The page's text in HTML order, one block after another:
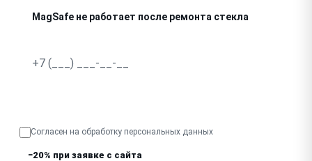
MagSafe не работает после ремонта стекла
Согласен на обработку персональных данных
−20% при заявке с сайта